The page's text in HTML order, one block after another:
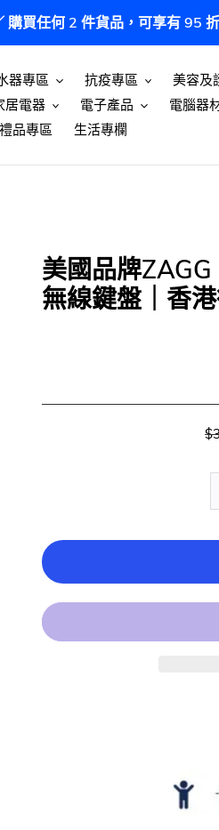
買任何 2 件貨品，可享有 95 折
器專區 抗疫專區
美容及
居電器 電子產品
電腦器
禮品專區 生活專欄
美國品牌
無線鍵盤｜香